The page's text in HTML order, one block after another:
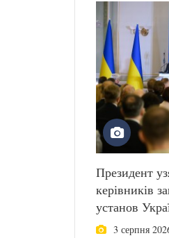
Президент
керівників
установ
3 серпня